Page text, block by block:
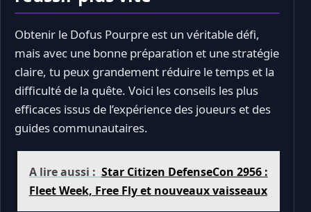
Obtenir le Dofus Pourpre est un véritable défi,
mais avec une bonne préparation et une stratégie
claire, tu peux grandement réduire le temps et la
difficulté de la quête. Voici les conseils les plus
efficaces issus de l’expérience des joueurs et des
guides communautaires.
A lire aussi : Star Citizen DefenseCon 2956 :
Fleet Week, Free Fly et nouveaux vaisseaux